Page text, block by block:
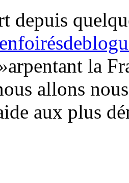
depuis
arpentant la
allons
aux plus